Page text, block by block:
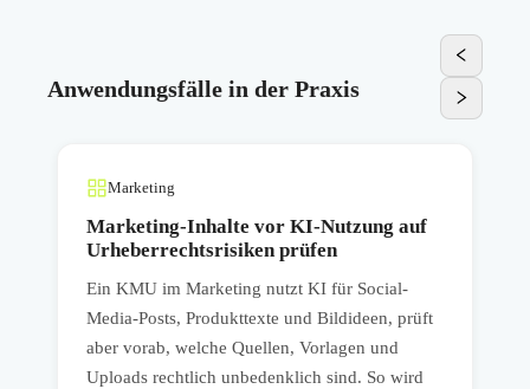
Anwendungsfälle in der Praxis
Marketing
Marketing-Inhalte vor KI-Nutzung auf
Urheberrechtsrisiken prüfen
Ein KMU im Marketing nutzt KI für Social-
Media-Posts, Produkttexte und Bildideen, prüft
aber vorab, welche Quellen, Vorlagen und
Uploads rechtlich unbedenklich sind. So wird